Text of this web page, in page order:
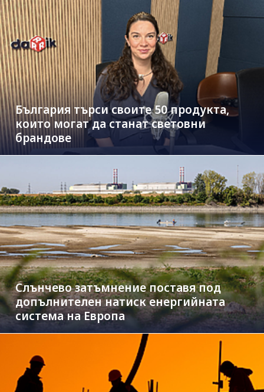
България търси своите 50 продукта,
които могат да станат световни
брандове
Слънчево затъмнение поставя под
допълнителен натиск енергийната
система на Европа